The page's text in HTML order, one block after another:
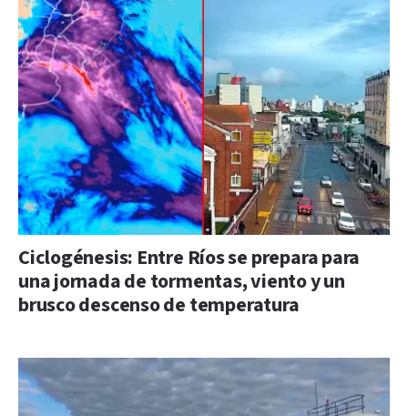
Ciclogénesis: Entre Ríos se prepara para
una jornada de tormentas, viento y un
brusco descenso de temperatura